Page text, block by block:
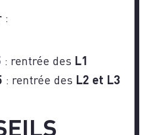
:
: rentrée des L1
: rentrée des L2 et L3